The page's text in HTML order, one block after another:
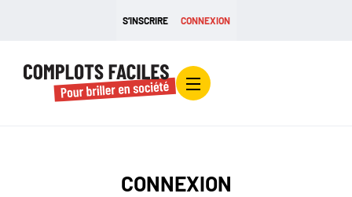
S’INSCRIRE CONNEXION
CONNEXION